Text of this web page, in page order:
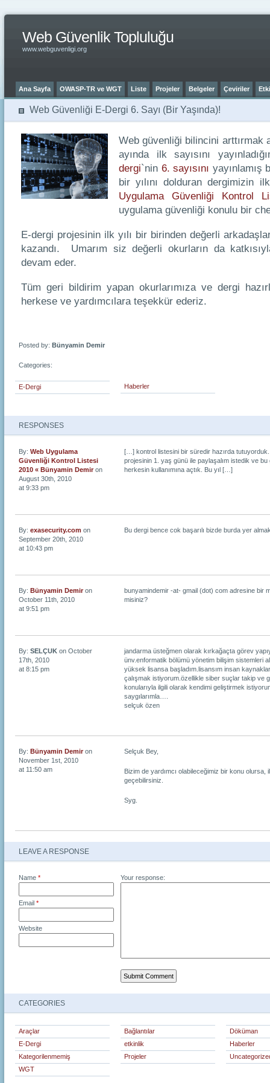
Web Güvenlik Topluluğu
www.webguvenligi.org
Ana Sayfa OWASP-TR ve WGT Liste Projeler Belgeler Çeviriler
Web Güvenliği E-Dergi 6. Sayı (Bir Yaşında)!
Web güvenliği bilincini arttırmak
ayında ilk sayısını
dergi`nin 6. sayısını yayınlamış
bir yılını dolduran dergimizin
Uygulama Güvenliği Kontrol
uygulama güvenliği konulu bir
E-dergi projesinin ilk yılı bir birinden değerli
kazandı. Umarım siz değerli okurların da
devam eder.
Tüm geri bildirim yapan okurlarımıza ve dergi
herkese ve yardımcılara teşekkür ederiz.
Posted by: Bünyamin Demir
Categories:
E-Dergi Haberler
RESPONSES
[…] kontrol listesini bir süredir hazırda
projesinin 1. yaş günü ile paylaşalım istedik ve bu
herkesin kullanımına açtık. Bu yıl […]
By: Web Uygulama
Güvenliği Kontrol Listesi
2010 « Bünyamin Demir on
August 30th, 2010
at 9:33 pm
Bu dergi bence cok başarılı bizde burda yer
By: exasecurity.com on
September 20th, 2010
at 10:43 pm
bunyamindemir -at- gmail (dot) com adresine bir
misiniz?
By: Bünyamin Demir on
October 11th, 2010
at 9:51 pm
jandarma üsteğmen olarak kırkağaçta görev
ünv.enformatik bölümü yönetim bilişim sistemleri
yüksek lisansa başladım.lisansım insan
çalışmak istiyorum.özellikle siber suçlar takip ve
konularıyla ilgili olarak kendimi geliştirmek
saygılarımla….
selçuk özen
By: SELÇUK on October
17th, 2010
at 8:15 pm
Selçuk Bey,
Bizim de yardımcı olabileceğimiz bir konu olursa,
geçebilirsiniz.
Syg.
By: Bünyamin Demir on
November 1st, 2010
at 11:50 am
LEAVE A RESPONSE
Name *
Email *
Website
Your response:
CATEGORIES
Araçlar Bağlantılar
Döküman
E-Dergi
etkinlik
Haberler
Kategorilenmemiş
Projeler
WGT